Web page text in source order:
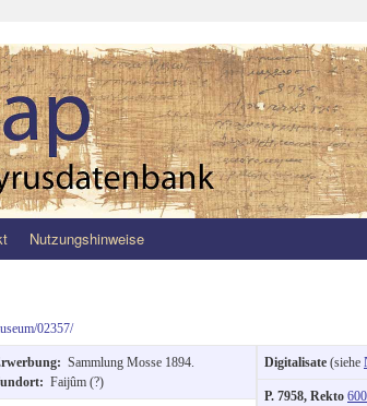
Nutzungshinweise
02357/
Sammlung Mosse 1894.
Faijûm (?)
Digitalisate (siehe
P. 7958, Rekto